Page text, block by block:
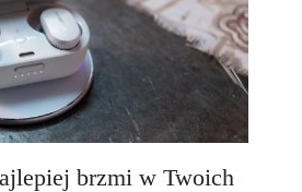
brzmi w Twoich